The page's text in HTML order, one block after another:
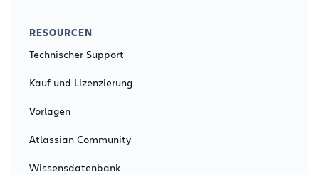
RESOURCEN
Technischer Support
Kauf und Lizenzierung
Vorlagen
Atlassian Community
Wissensdatenbank